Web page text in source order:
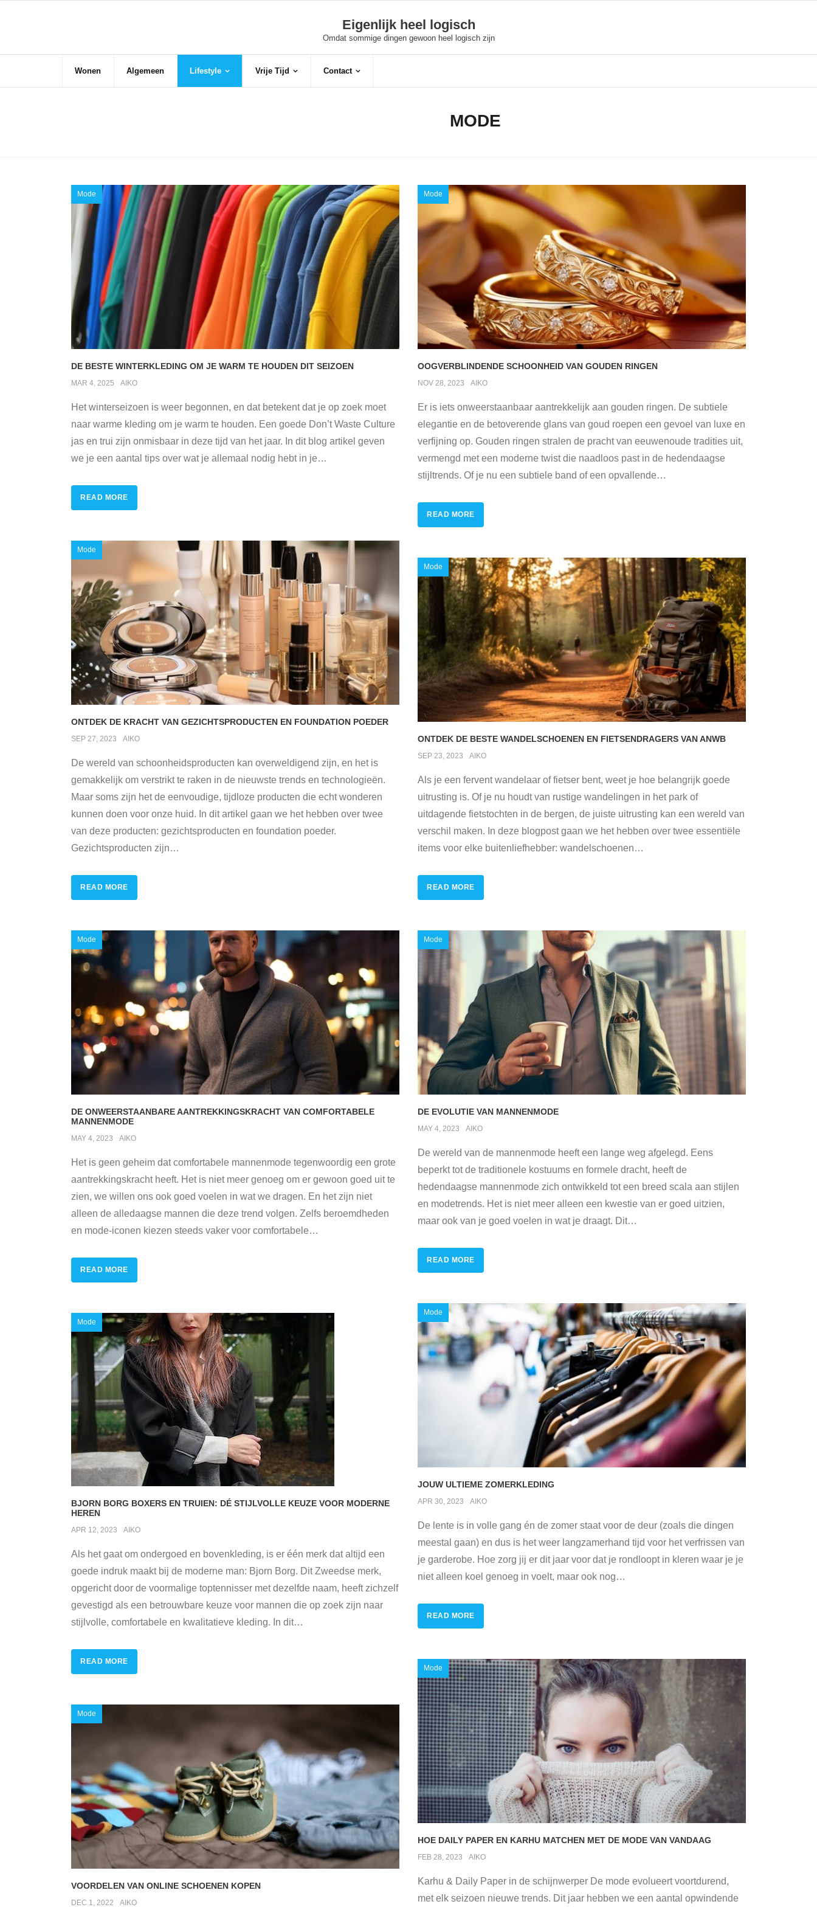
Eigenlijk heel logisch
Omdat sommige dingen gewoon heel logisch zijn
Wonen Algemeen Lifestyle Vrije Tijd Contact
MODE
DE BESTE WINTERKLEDING OM JE WARM TE HOUDEN DIT SEIZOEN
MAR 4, 2025 AIKO
Mode
Het winterseizoen is weer begonnen, en dat betekent dat je op zoek moet
naar warme kleding om je warm te houden. Een goede Don’t Waste Culture
jas en trui zijn onmisbaar in deze tijd van het jaar. In dit blog artikel geven
we je een aantal tips over wat je allemaal nodig hebt in je…
READ MORE
OOGVERBLINDENDE SCHOONHEID VAN GOUDEN RINGEN
NOV 28, 2023 AIKO
Mode
Er is iets onweerstaanbaar aantrekkelijk aan gouden ringen. De subtiele
elegantie en de betoverende glans van goud roepen een gevoel van luxe en
verfijning op. Gouden ringen stralen de pracht van eeuwenoude tradities uit,
vermengd met een moderne twist die naadloos past in de hedendaagse
stijltrends. Of je nu een subtiele band of een opvallende…
READ MORE
ONTDEK DE KRACHT VAN GEZICHTSPRODUCTEN EN FOUNDATION POEDER
SEP 27, 2023 AIKO
Mode
De wereld van schoonheidsproducten kan overweldigend zijn, en het is
gemakkelijk om verstrikt te raken in de nieuwste trends en technologieën.
Maar soms zijn het de eenvoudige, tijdloze producten die echt wonderen
kunnen doen voor onze huid. In dit artikel gaan we het hebben over twee
van deze producten: gezichtsproducten en foundation poeder.
Gezichtsproducten zijn…
READ MORE
ONTDEK DE BESTE WANDELSCHOENEN EN FIETSENDRAGERS VAN ANWB
SEP 23, 2023 AIKO
Mode
Als je een fervent wandelaar of fietser bent, weet je hoe belangrijk goede
uitrusting is. Of je nu houdt van rustige wandelingen in het park of
uitdagende fietstochten in de bergen, de juiste uitrusting kan een wereld van
verschil maken. In deze blogpost gaan we het hebben over twee essentiële
items voor elke buitenliefhebber: wandelschoenen…
READ MORE
DE ONWEERSTAANBARE AANTREKKINGSKRACHT VAN COMFORTABELE
MANNENMODE
MAY 4, 2023 AIKO
Mode
Het is geen geheim dat comfortabele mannenmode tegenwoordig een grote
aantrekkingskracht heeft. Het is niet meer genoeg om er gewoon goed uit te
zien, we willen ons ook goed voelen in wat we dragen. En het zijn niet
alleen de alledaagse mannen die deze trend volgen. Zelfs beroemdheden
en mode-iconen kiezen steeds vaker voor comfortabele…
READ MORE
DE EVOLUTIE VAN MANNENMODE
MAY 4, 2023 AIKO
Mode
De wereld van de mannenmode heeft een lange weg afgelegd. Eens
beperkt tot de traditionele kostuums en formele dracht, heeft de
hedendaagse mannenmode zich ontwikkeld tot een breed scala aan stijlen
en modetrends. Het is niet meer alleen een kwestie van er goed uitzien,
maar ook van je goed voelen in wat je draagt. Dit…
READ MORE
JOUW ULTIEME ZOMERKLEDING
APR 30, 2023 AIKO
Mode
De lente is in volle gang én de zomer staat voor de deur (zoals die dingen
meestal gaan) en dus is het weer langzamerhand tijd voor het verfrissen van
je garderobe. Hoe zorg jij er dit jaar voor dat je rondloopt in kleren waar je je
niet alleen koel genoeg in voelt, maar ook nog…
READ MORE
BJORN BORG BOXERS EN TRUIEN: DÉ STIJLVOLLE KEUZE VOOR MODERNE
HEREN
APR 12, 2023 AIKO
Mode
Als het gaat om ondergoed en bovenkleding, is er één merk dat altijd een
goede indruk maakt bij de moderne man: Bjorn Borg. Dit Zweedse merk,
opgericht door de voormalige toptennisser met dezelfde naam, heeft zichzelf
gevestigd als een betrouwbare keuze voor mannen die op zoek zijn naar
stijlvolle, comfortabele en kwalitatieve kleding. In dit…
READ MORE
HOE DAILY PAPER EN KARHU MATCHEN MET DE MODE VAN VANDAAG
FEB 28, 2023 AIKO
Mode
Karhu & Daily Paper in de schijnwerper De mode evolueert voortdurend,
met elk seizoen nieuwe trends. Dit jaar hebben we een aantal opwindende
VOORDELEN VAN ONLINE SCHOENEN KOPEN
DEC 1, 2022 AIKO
Mode